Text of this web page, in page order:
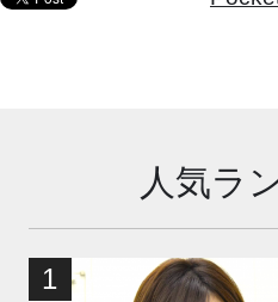
人気ラ